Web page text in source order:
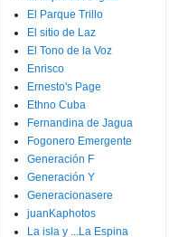
El Parque Trillo
El sitio de Laz
El Tono de la Voz
Enrisco
Ernesto's Page
Ethno Cuba
Fernandina de Jagua
Fogonero Emergente
Generación F
Generación Y
Generacionasere
juanKaphotos
La isla y ...La Espina